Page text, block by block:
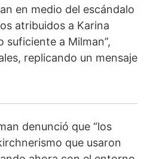
en medio del escándalo
atribuidos a Karina
suficiente a Milman”,
replicando un mensaje
denunció que “los
que usaron